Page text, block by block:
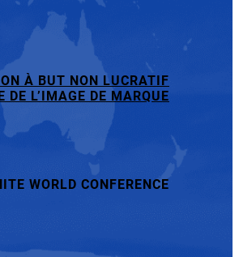
À BUT NON LUCRATIF
DE L’IMAGE DE MARQUE
WORLD CONFERENCE